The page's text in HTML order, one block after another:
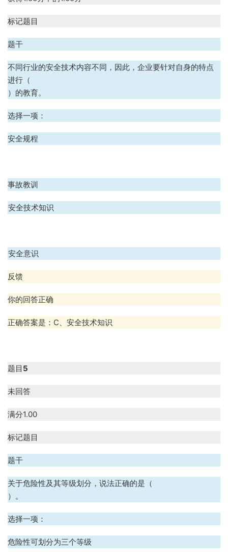
标记题目
题干
不同行业的安全技术内容不同，因此，企业要针对自身的特点
进行（
）的教育。
选择一项：
安全规程
事故教训
安全技术知识
安全意识
反馈
你的回答正确
正确答案是：C、安全技术知识
题目 5
未回答
满分1.00
标记题目
题干
关于危险性及其等级划分，说法正确的是（
）。
选择一项：
危险性可划分为三个等级